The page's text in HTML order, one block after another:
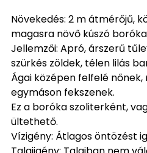
Növekedés: 2 m átmérőjű,
magasra növő kúszó
Jellemzői: Apró, árszerű
szürkés zöldek, télen lilás
Ágai középen felfelé
egymáson fekszenek.
Ez a boróka szoliterként,
ültethető.
Vízigény: Átlagos öntözést